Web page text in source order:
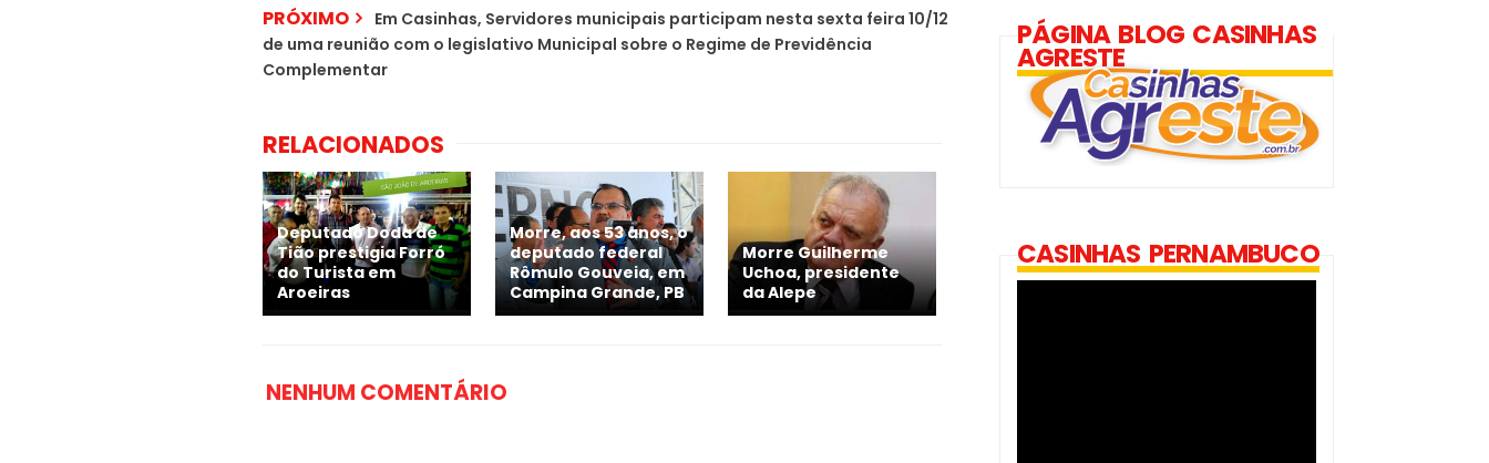
PRÓXIMO
Em Casinhas, Servidores municipais participam nesta sexta feira 10/12
de uma reunião com o legislativo Municipal sobre o Regime de Previdência
Complementar
RELACIONADOS
Deputado Doda de
Tião prestigia Forró
do Turista em
Aroeiras
Morre, aos 53 anos, o
deputado federal
Rômulo Gouveia, em
Campina Grande, PB
Morre Guilherme
Uchoa, presidente
da Alepe
NENHUM COMENTÁRIO
PÁGINA BLOG CASINHAS
AGRESTE
CASINHAS PERNAMBUCO